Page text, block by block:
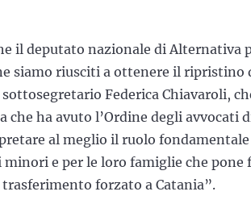
il deputato nazionale di Alternativa
siamo riusciti a ottenere il ripristino
Federica Chiavaroli,
che ha avuto l’Ordine degli avvocati
al meglio il ruolo
e per le loro famiglie che
forzato a Catania”.